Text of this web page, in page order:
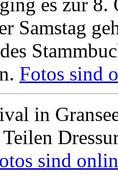
es zur 8.
Samstag
Fotos sind
in
sind